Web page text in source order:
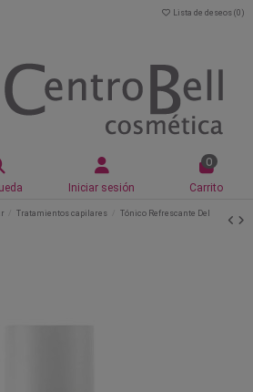
Lista de deseos (0 )
Iniciar sesión
0
Carrito
Tratamientos capilares
Tónico Refrescante Del